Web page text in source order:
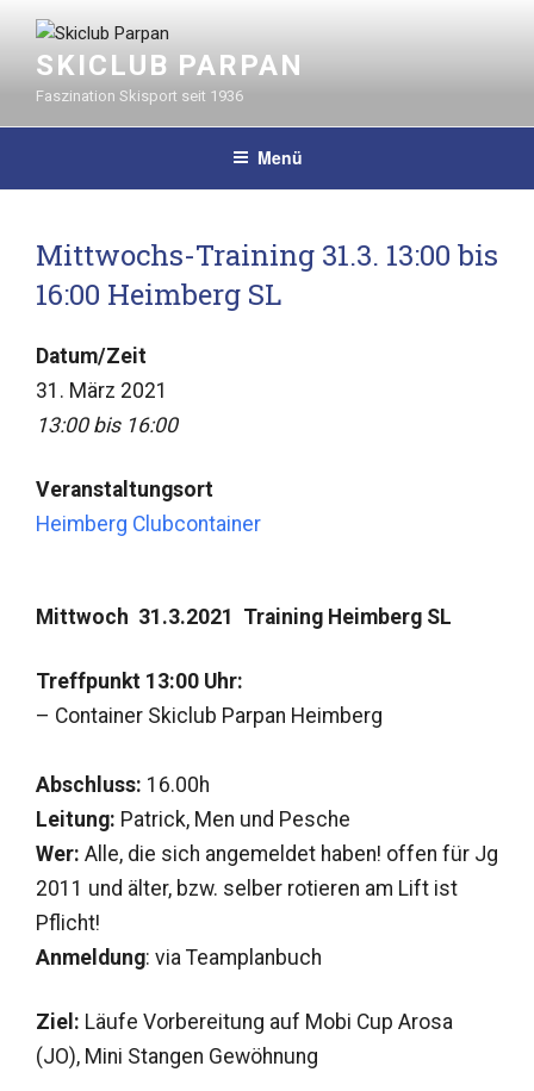
Inhalt
springenSKICLUB PARPAN
Faszination Skisport seit 1936
Menü
Mittwochs-Training 31.3. 13:00 bis
16:00 Heimberg SL
Datum/Zeit
31. März 2021
13:00 bis 16:00
Veranstaltungsort
Heimberg Clubcontainer
Mittwoch 31.3.2021 Training Heimberg SL
Treffpunkt 13:00 Uhr:
– Container Skiclub Parpan Heimberg
Abschluss: 16.00h
Leitung: Patrick, Men und Pesche
Wer: Alle, die sich angemeldet haben! offen für Jg
2011 und älter, bzw. selber rotieren am Lift ist
Pflicht!
Anmeldung: via Teamplanbuch
Ziel: Läufe Vorbereitung auf Mobi Cup Arosa
(JO), Mini Stangen Gewöhnung